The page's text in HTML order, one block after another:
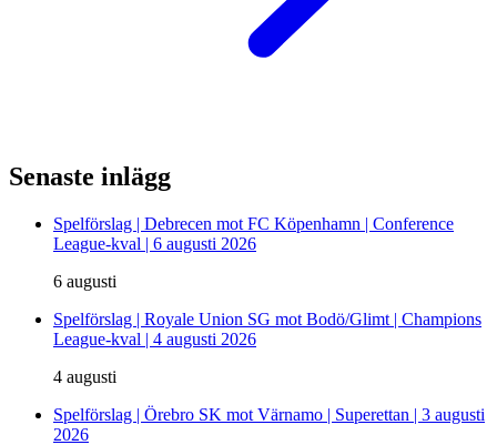
Senaste inlägg
Spelförslag | Debrecen mot FC Köpenhamn | Conference
League-kval | 6 augusti 2026
6 augusti
Spelförslag | Royale Union SG mot Bodö/Glimt | Champions
League-kval | 4 augusti 2026
4 augusti
Spelförslag | Örebro SK mot Värnamo | Superettan | 3 augusti
2026